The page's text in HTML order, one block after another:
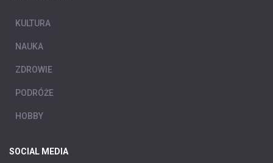
KULTURA
NAUKA
ZDROWIE
PODRÓŻE
HOBBY
SOCIAL MEDIA